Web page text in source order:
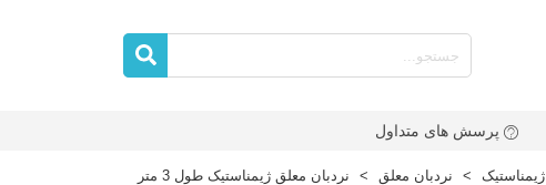
پرسش های متداول
ژیمناستیک > نردبان معلق > نردبان معلق ژیمناستیک طول 3 متر